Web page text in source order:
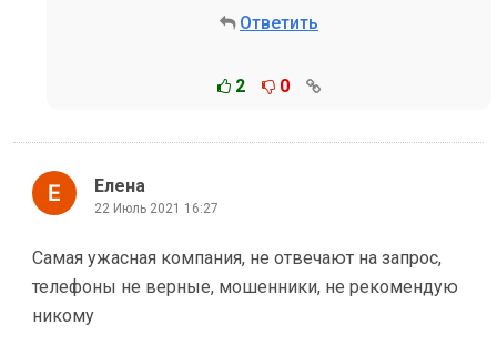
Ответить
2 0
Елена
22 Июль 2021 16:27
Самая ужасная компания, не отвечают на запрос,
телефоны не верные, мошенники, не рекомендую
никому